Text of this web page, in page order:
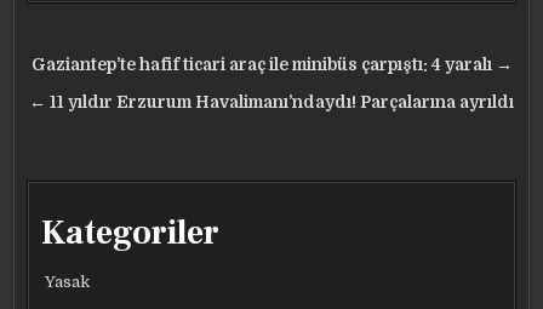
Yazı
gezinmesi
Gaziantep’te hafif ticari araç ile minibüs çarpıştı: 4 yaralı →
← 11 yıldır Erzurum Havalimanı’ndaydı! Parçalarına ayrıldı
Kategoriler
Yasak